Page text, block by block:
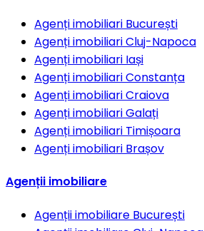
Agenți imobiliari București
Agenți imobiliariCluj-Napoca
Agenți imobiliari Iași
Agenți imobiliariConstanța
Agenți imobiliariCraiova
Agenți imobiliariGalați
Agenți imobiliari Timișoara
Agenți imobiliari Brașov
Agenții imobiliare
Agenții imobiliare București